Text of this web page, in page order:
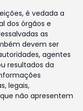
é vedada a
dos órgãos e
as
devem ser
agentes
resultados da
legais,
não apresentem